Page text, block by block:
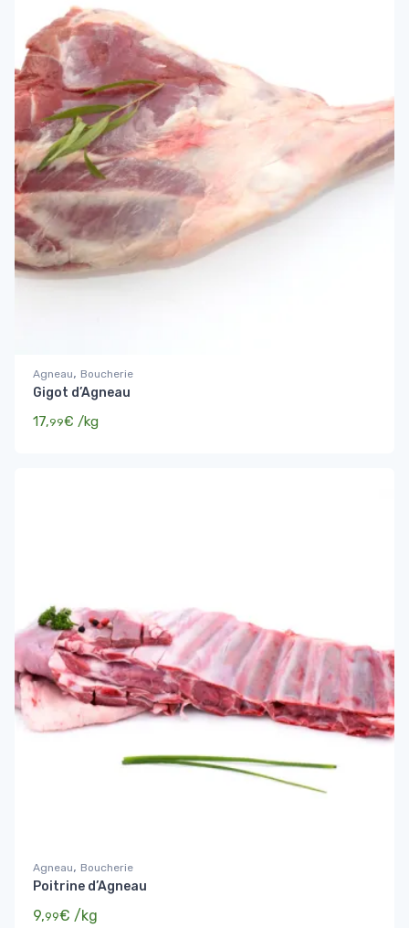
Agneau, Boucherie
Gigot d’Agneau
17,99€ /kg
Agneau, Boucherie
Poitrine d’Agneau
9,99€ /kg